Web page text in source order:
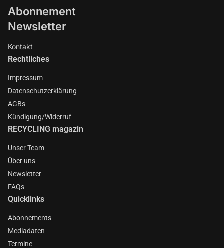
Abonnement
Newsletter
Kontakt
Rechtliches
Impressum
Datenschutzerklärung
AGBs
Kündigung/Widerruf
RECYCLING magazin
Unser Team
Über uns
Newsletter
FAQs
Quicklinks
Abonnements
Mediadaten
Termine